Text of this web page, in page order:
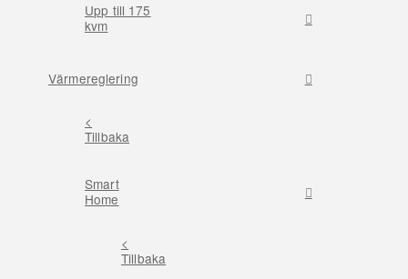
Upp till 175
kvm
Värmereglering
<
Tillbaka
Smart
Home
<
Tillbaka